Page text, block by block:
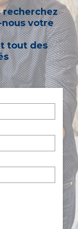
recherchez
votre
tout des